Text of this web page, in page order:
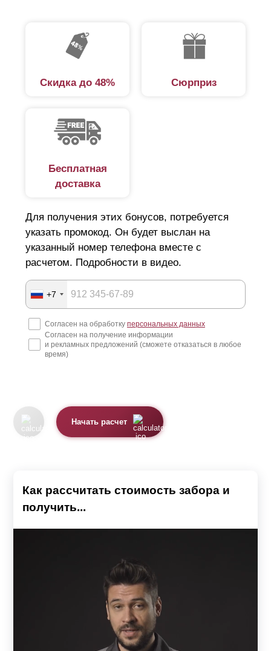
Скидка до 48% Сюрприз
Бесплатная
доставка
Для получения этих бонусов, потребуется
указать промокод. Он будет выслан на
указанный номер телефона вместе с
расчетом. Подробности в видео.
+7
Согласен на обработку персональных данных
Согласен на получение информации
и рекламных предложений (сможете отказаться в любое
время)
Начать расчет
Как рассчитать стоимость забора и
получить...